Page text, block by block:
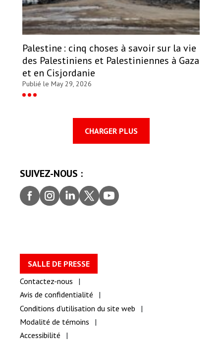
Palestine : cinq choses à savoir sur la vie
des Palestiniens et Palestiniennes à Gaza
et en Cisjordanie
Publié le May 29, 2026
CHARGER PLUS
SUIVEZ-NOUS :
Faceb
ook
Insta
gram
Linke
dIn
Twitt
er
youtu
be
SALLE DE PRESSE
Contactez-nous
Avis de confidentialité
Conditions d’utilisation du site web
Modalité de témoins
Accessibilité